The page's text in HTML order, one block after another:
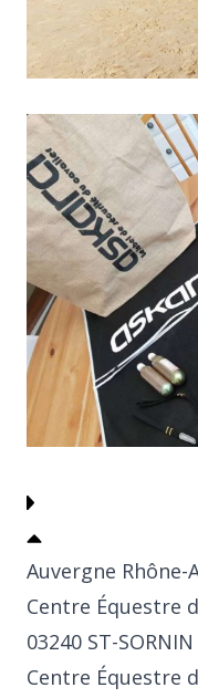
Auvergne Rhône-
Centre Équestre
03240 ST-SORNIN
Centre Équestre